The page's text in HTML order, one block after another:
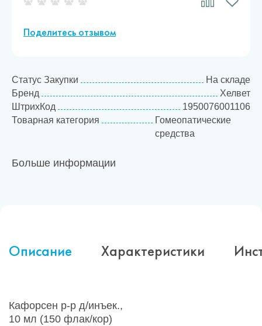
Поделитесь отзывом
Статус Закупки
На складе
Бренд
Хелвет
ШтрихКод
1950076001106
Товарная категория
Гомеопатические
средства
Больше информации
Описание Характеристики
Кафорсен р-р д/инъек.,
10 мл (150 флак/кор)